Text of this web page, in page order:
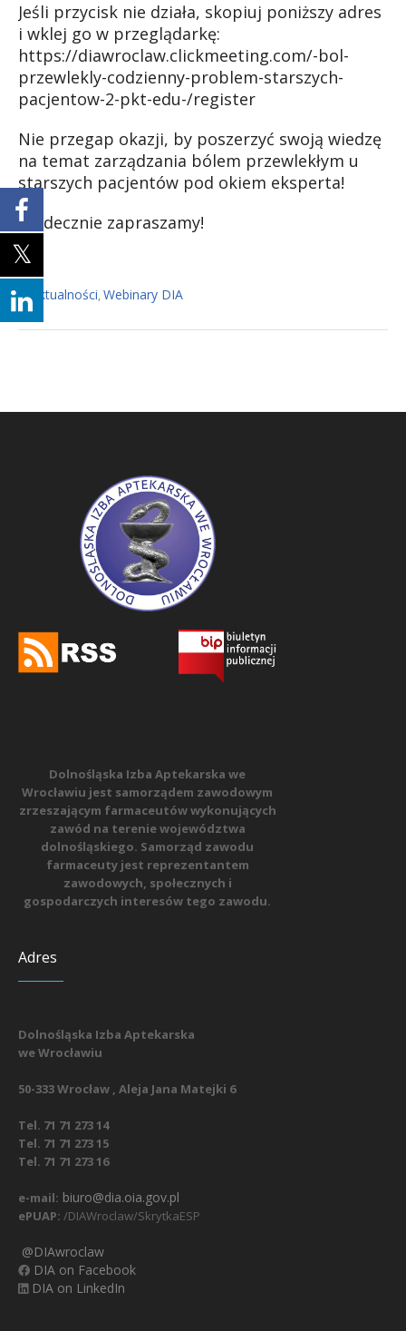
Jeśli przycisk nie działa, skopiuj poniższy adres
i wklej go w przeglądarkę:
https://diawroclaw.clickmeeting.com/-bol-
przewlekly-codzienny-problem-starszych-
pacjentow-2-pkt-edu-/register
Nie przegap okazji, by poszerzyć swoją wiedzę
na temat zarządzania bólem przewlekłym u
starszych pacjentów pod okiem eksperta!
Serdecznie zapraszamy!
InAktualności,Webinary DIA
Dolnośląska Izba Aptekarska we
Wrocławiu jest samorządem zawodowym
zrzeszającym farmaceutów wykonujących
zawód na terenie województwa
dolnośląskiego. Samorząd zawodu
farmaceuty jest reprezentantem
zawodowych, społecznych i
gospodarczych interesów tego zawodu.
Adres
Dolnośląska Izba Aptekarska
we Wrocławiu
50-333 Wrocław , Aleja Jana Matejki 6
Tel. 71 71 273 14
Tel. 71 71 273 15
Tel. 71 71 273 16
e-mail: biuro@dia.oia.gov.pl
ePUAP: /DIAWroclaw/SkrytkaESP
@DIAwroclaw
DIA on Facebook
DIA on LinkedIn